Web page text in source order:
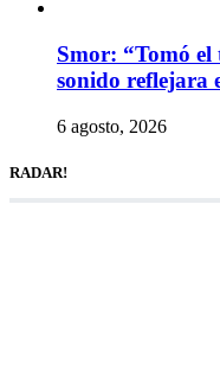
Smor: “Tomó
sonido reflejara
6 agosto, 2026
RADAR!